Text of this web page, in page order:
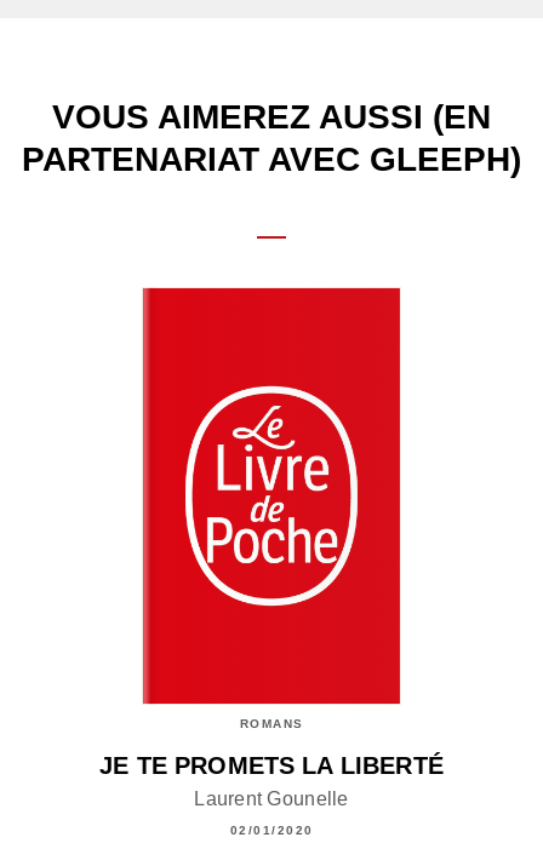
VOUS AIMEREZ AUSSI (EN
PARTENARIAT AVEC GLEEPH)
ROMANS
JE TE PROMETS LA LIBERTÉ
Laurent Gounelle
02/01/2020